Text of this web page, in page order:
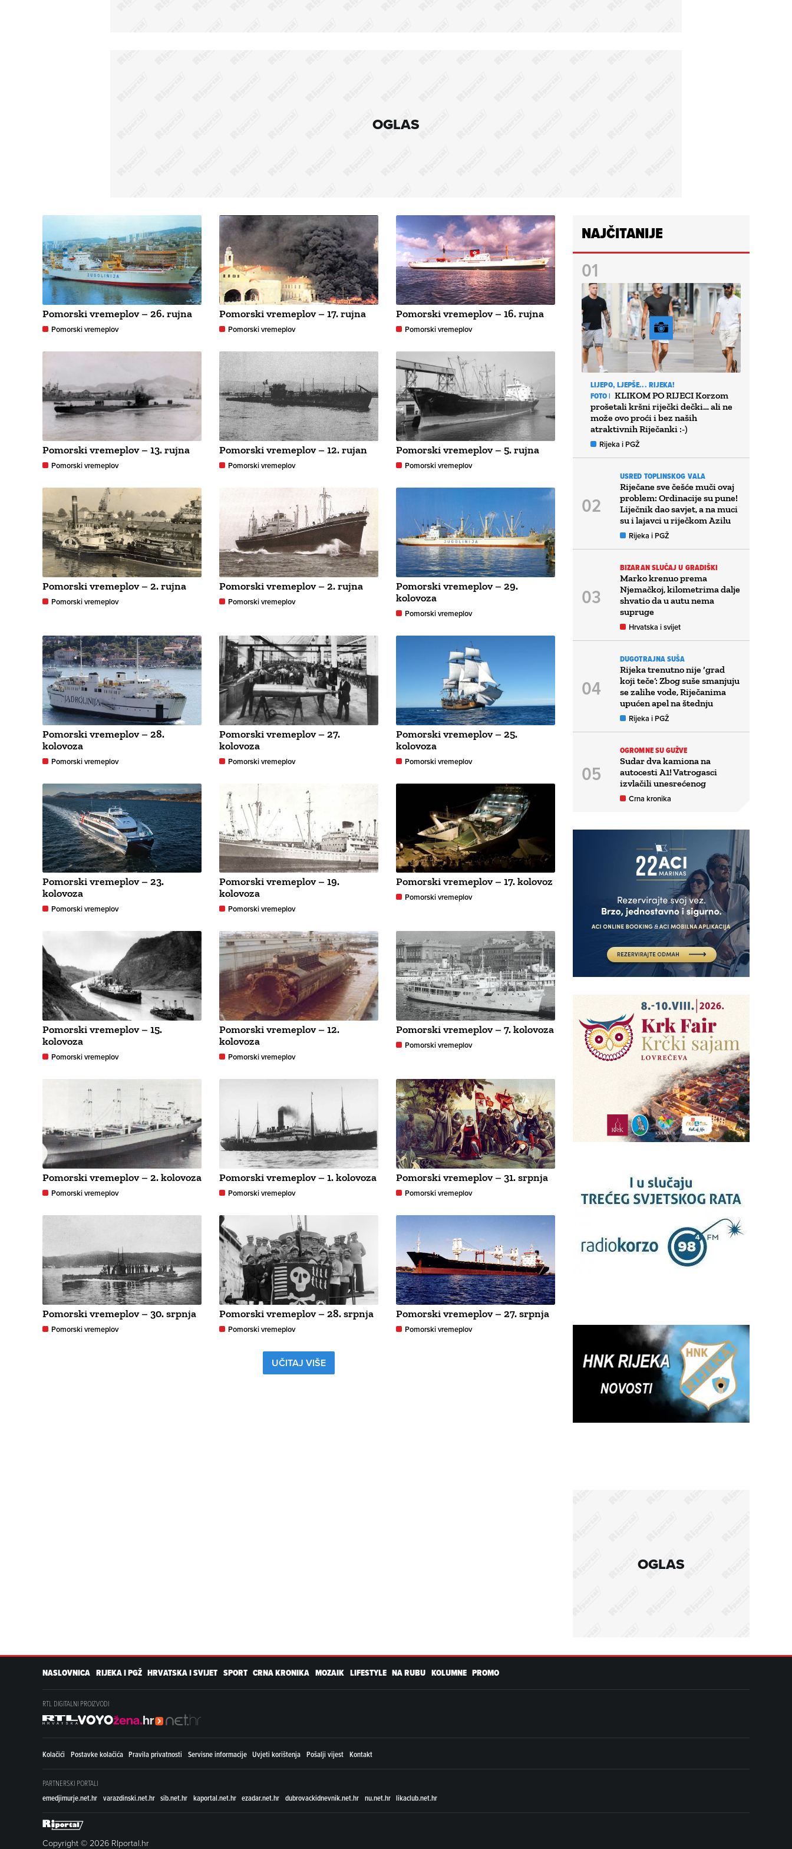
OGLAS
Pomorski vremeplov – 26. rujna
Pomorski vremeplov
Pomorski vremeplov – 17. rujna
Pomorski vremeplov
Pomorski vremeplov – 16. rujna
Pomorski vremeplov
Pomorski vremeplov – 13. rujna
Pomorski vremeplov
Pomorski vremeplov – 12. rujan
Pomorski vremeplov
Pomorski vremeplov – 5. rujna
Pomorski vremeplov
Pomorski vremeplov – 2. rujna
Pomorski vremeplov
Pomorski vremeplov – 2. rujna
Pomorski vremeplov
Pomorski vremeplov – 29.
kolovoza
Pomorski vremeplov
Pomorski vremeplov – 28.
kolovoza
Pomorski vremeplov
Pomorski vremeplov – 27.
kolovoza
Pomorski vremeplov
Pomorski vremeplov – 25.
kolovoza
Pomorski vremeplov
Pomorski vremeplov – 23.
kolovoza
Pomorski vremeplov
Pomorski vremeplov – 19.
kolovoza
Pomorski vremeplov
Pomorski vremeplov – 17. kolovoz
Pomorski vremeplov
Pomorski vremeplov – 15.
kolovoza
Pomorski vremeplov
Pomorski vremeplov – 12.
kolovoza
Pomorski vremeplov
Pomorski vremeplov – 7. kolovoza
Pomorski vremeplov
Pomorski vremeplov – 2. kolovoza
Pomorski vremeplov
Pomorski vremeplov – 1. kolovoza
Pomorski vremeplov
Pomorski vremeplov – 31. srpnja
Pomorski vremeplov
Pomorski vremeplov – 30. srpnja
Pomorski vremeplov
Pomorski vremeplov – 28. srpnja
Pomorski vremeplov
Pomorski vremeplov – 27. srpnja
Pomorski vremeplov
UČITAJ VIŠE
NAJČITANIJE
LIJEPO, LJEPŠE... RIJEKA!
FOTO | KLIKOM PO RIJECI Korzom
prošetali kršni riječki dečki… ali ne
može ovo proći i bez naših
atraktivnih Riječanki :-)
Rijeka i PGŽ
USRED TOPLINSKOG VALA
Riječane sve češće muči ovaj
problem: Ordinacije su pune!
Liječnik dao savjet, a na muci
su i lajavci u riječkom Azilu
Rijeka i PGŽ
BIZARAN SLUČAJ U GRADIŠKI
Marko krenuo prema
Njemačkoj, kilometrima dalje
shvatio da u autu nema
supruge
Hrvatska i svijet
DUGOTRAJNA SUŠA
Rijeka trenutno nije ‘grad
koji teče’: Zbog suše smanjuju
se zalihe vode, Riječanima
upućen apel na štednju
Rijeka i PGŽ
OGROMNE SU GUŽVE
Sudar dva kamiona na
autocesti A1! Vatrogasci
izvlačili unesrećenog
Crna kronika
OGLAS
NASLOVNICA RIJEKA I PGŽ HRVATSKA I SVIJET SPORT CRNA KRONIKA MOZAIK LIFESTYLE NA RUBU KOLUMNE PROMO
RTL DIGITALNI PROIZVODI
Kolačići Postavke kolačića Pravila privatnosti Servisne informacije Uvjeti korištenja Pošalji vijest Kontakt
PARTNERSKI PORTALI
emedjimurje.net.hr varazdinski.net.hr sib.net.hr kaportal.net.hr ezadar.net.hr dubrovackidnevnik.net.hr nu.net.hr likaclub.net.hr
Copyright © 2026 RIportal.hr